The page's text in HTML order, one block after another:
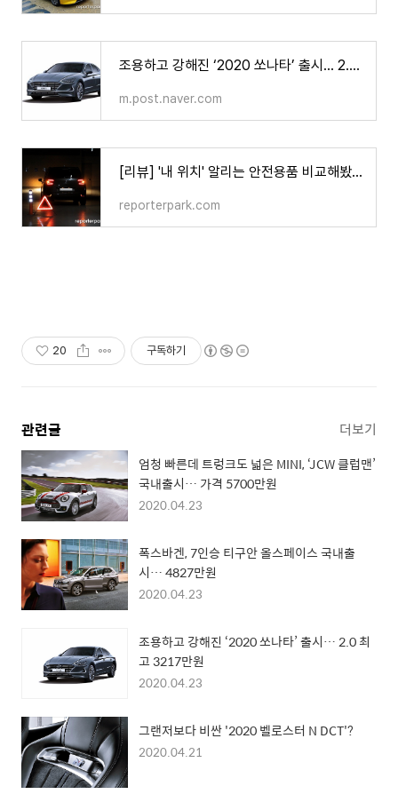
조용하고 강해진 ‘2020 쏘나타’ 출시… 2.0 최고 3217만원
m.post.naver.com
[리뷰] '내 위치' 알리는 안전용품 비교해봤습니다(feat. 안전조끼)
reporterpark.com
20 구독하기
관련글 더보기
엄청 빠른데 트렁크도 넓은 MINI, ‘JCW 클럽맨’
국내출시… 가격 5700만원
2020.04.23
폭스바겐, 7인승 티구안 올스페이스 국내출
시… 4827만원
2020.04.23
조용하고 강해진 ‘2020 쏘나타’ 출시… 2.0 최
고 3217만원
2020.04.23
그랜저보다 비싼 '2020 벨로스터 N DCT'?
2020.04.21